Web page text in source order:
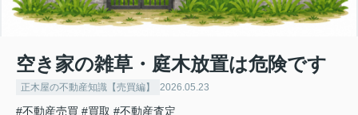
空き家の雑草・庭木放置は危険です
正木屋の不動産知識【売買編】 2026.05.23
#不動産売買 #買取 #不動産査定